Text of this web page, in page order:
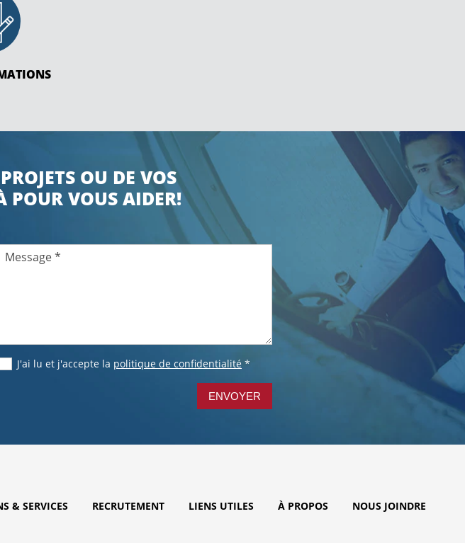
OU DE VOS
POUR VOUS AIDER!
Message*
J'ai lu et j'accepte la politique de confidentialité *
ENVOYER
& SERVICES RECRUTEMENT LIENS UTILES À PROPOS NOUS JOINDRE